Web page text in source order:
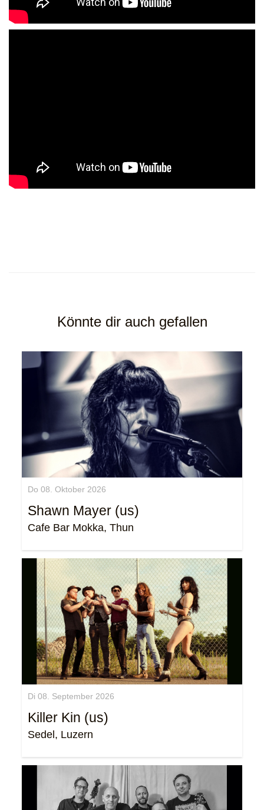
Könnte dir auch gefallen
Do 08. Oktober 2026
Shawn Mayer (us)
Cafe Bar Mokka, Thun
Di 08. September 2026
Killer Kin (us)
Sedel, Luzern